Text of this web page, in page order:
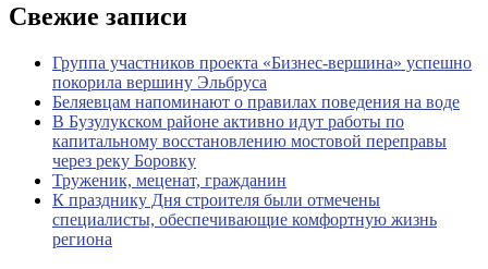
Свежие записи
Группа участников проекта «Бизнес‑вершина» успешно
покорила вершину Эльбруса
Беляевцам напоминают о правилах поведения на воде
В Бузулукском районе активно идут работы по
капитальному восстановлению мостовой переправы
через реку Боровку
Труженик, меценат, гражданин
К празднику Дня строителя были отмечены
специалисты, обеспечивающие комфортную жизнь
региона